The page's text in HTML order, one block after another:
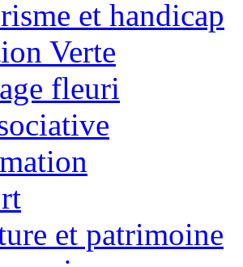
et handicap
Verte
fleuri
et patrimoine